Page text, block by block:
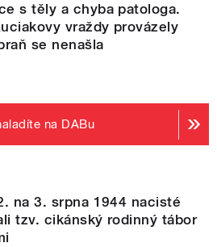
s těly a chyba patologa.
vraždy provázely
se nenašla
na DABu
na 3. srpna 1944 nacisté
tzv. cikánský rodinný tábor